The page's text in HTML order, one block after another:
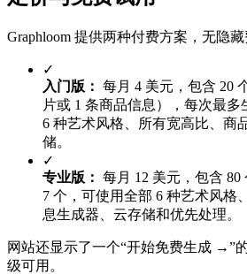
Graphloom 提供两种付费方案，无隐
✓
入门版： 每月 4 美元，包含 20
片或 1 条商品信息），每次最多
6 种艺术风格、所有宽高比、商
储。
✓
专业版： 每月 12 美元，包含
7 个，可使用全部 6 种艺术风格
息生成器、云存储和优先处理。
网站还显示了一个“开始免费生成 →”
级可用。